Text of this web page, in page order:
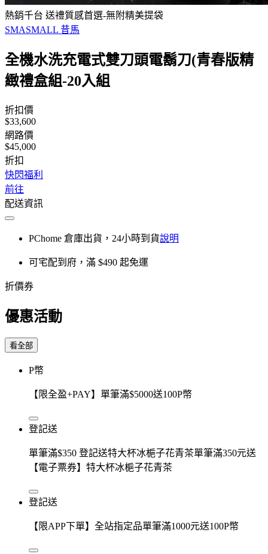
熱銷千台 送禮質感首選-無附精美提袋
SMASMALL 昔馬
全機水洗充電式雙刀頭電鬍刀(青春版精
緻禮盒組-20入組
折扣價
$33,600
網路價
$45,000
折扣
快閃福利
前往
配送資訊
PChome 倉庫出貨，24小時到貨說明
可宅配到府，滿 $490 起免運
折價券
優惠活動
看全部
P幣
【限全盈+PAY】單筆滿$5000送100P幣
登記送
單筆滿$350 登記送特大杯冰梔子花青茶單筆滿350元送
【電子票券】特大杯冰梔子花青茶
登記送
【限APP下單】全站指定品單筆滿1000元送100P幣